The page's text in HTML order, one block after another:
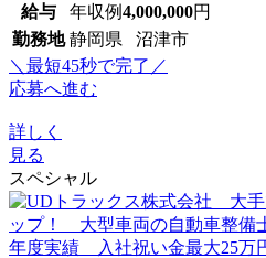
給与 年収例4,000,000円
勤務地 静岡県 沼津市
＼最短45秒で完了／
応募へ進む
詳しく
見る
スペシャル